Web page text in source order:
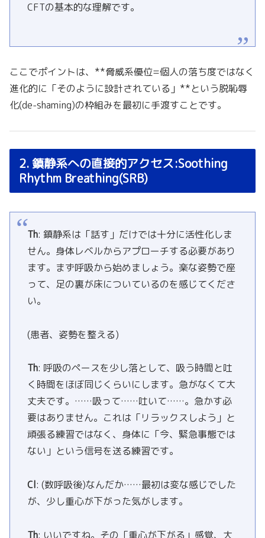
CFTの基本的な理解です。
ここでポイントは、**脅威系優位=個人の落ち度ではなく
進化的に「そのように設計されている」**という脱恥辱
化(de-shaming)の枠組みを最初に手渡すことです。
2. 鎮静系への直接的アクセス:Soothing
Rhythm Breathing(SRB)
Th: 鎮静系は「話す」だけでは十分に活性化しま
せん。身体レベルからアプローチする必要があり
ます。まず呼吸から始めましょう。楽な姿勢で座
って、足の裏が床についているのを感じてくださ
い。
(患者、姿勢を整える)
Th: 呼吸のペースを少し落として、吸う時間と吐
く時間をほぼ同じくらいにします。急がなくて大
丈夫です。……吸って……吐いて……。急かす必
要はありません。これは「リラックスしよう」と
頑張る練習ではなく、身体に「今、緊急事態では
ない」という信号を送る練習です。
Cl: (数呼吸後)なんだか……最初は変な感じでした
が、少し重心が下がった気がします。
Th: いいですね。その「重心が下がる」感覚、大